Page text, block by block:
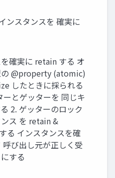
ンスタンスを 確実に
確実に retain する オ
の @property (atomic)
したときに採られる
ーとゲッターを 同じキ
2. ゲッターのロック
ス を retain &
る インスタンスを確
呼び出し元が正しく受
する